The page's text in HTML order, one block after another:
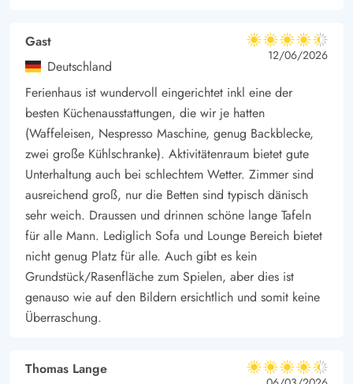
Für die Kinder gibt es im weißen Dünensand einen Spielturm
mit Schaukeln und Rutsche. Während hier getobt und gespielt
wird, könnt Ihr es Euch mit einem Buch oder einem leckeren
Kaffee, in den Lounge Möbeln auf der Terrasse gemütlich
machen.
Habt ihr Lust auf Wellness Programm? Auf dem östlich
ausgerichtetem Bereich der Terrasse steht der Whirlpool. Direkt
unter dem Sternenhimmel mit einem kühlen Drink in der Hand,
könnt Ihr im warmen, sprudelnden Wasser entspannen, oder
Euch in der Sauna mal richtig einheizen lassen. Wird es euch
zu warm, könnt ihr euch von 1. April bis 31. Oktober unter der
Außendusche abkühlen lassen.
Gast
Deutschland
4.5 von 5
4.5 von 5
4.5 out of 5
12/06/2026
Ferienhaus ist wundervoll eingerichtet inkl eine der
besten Küchenausstattungen, die wir je hatten
(Waffeleisen, Nespresso Maschine, genug Backblecke,
zwei große Kühlschranke). Aktivitätenraum bietet gute
Unterhaltung auch bei schlechtem Wetter. Zimmer sind
ausreichend groß, nur die Betten sind typisch dänisch
sehr weich. Draussen und drinnen schöne lange Tafeln
für alle Mann. Lediglich Sofa und Lounge Bereich bietet
nicht genug Platz für alle. Auch gibt es kein
Grundstück/Rasenfläche zum Spielen, aber dies ist
genauso wie auf den Bildern ersichtlich und somit keine
Überraschung.
Thomas Lange 4.5 von 5